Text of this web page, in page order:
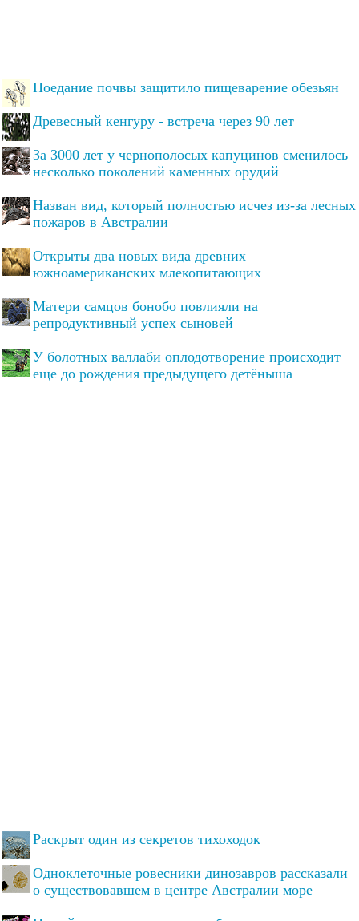
Поедание почвы защитило пищеварение обезьян
Древесный кенгуру - встреча через 90 лет
За 3000 лет у чернополосых капуцинов сменилось
несколько поколений каменных орудий
Назван вид, который полностью исчез из-за лесных
пожаров в Австралии
Открыты два новых вида древних
южноамериканских млекопитающих
Матери самцов бонобо повлияли на
репродуктивный успех сыновей
У болотных валлаби оплодотворение происходит
еще до рождения предыдущего детёныша
Раскрыт один из секретов тихоходок
Одноклеточные ровесники динозавров рассказали
о существовавшем в центре Австралии море